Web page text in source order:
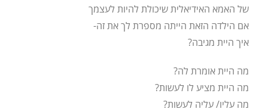
של האמא האידיאלית שיכולת להיות לעצמך
אם הילדה הזאת הייתה מספרת לך את זה-
איך היית מגיבה?
מה היית אומרת לה?
מה היית מציע לו לעשות?
מה עליו/ עליה לעשות?